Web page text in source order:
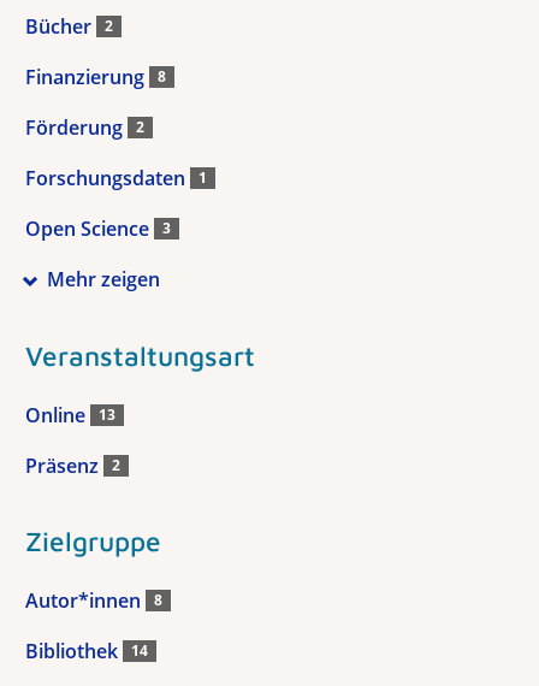
Bücher 2
Finanzierung 8
Förderung 2
Forschungsdaten 1
Open Science 3
Mehr zeigen
Veranstaltungsart
Online 13
Präsenz 2
Zielgruppe
Autor*innen 8
Bibliothek 14